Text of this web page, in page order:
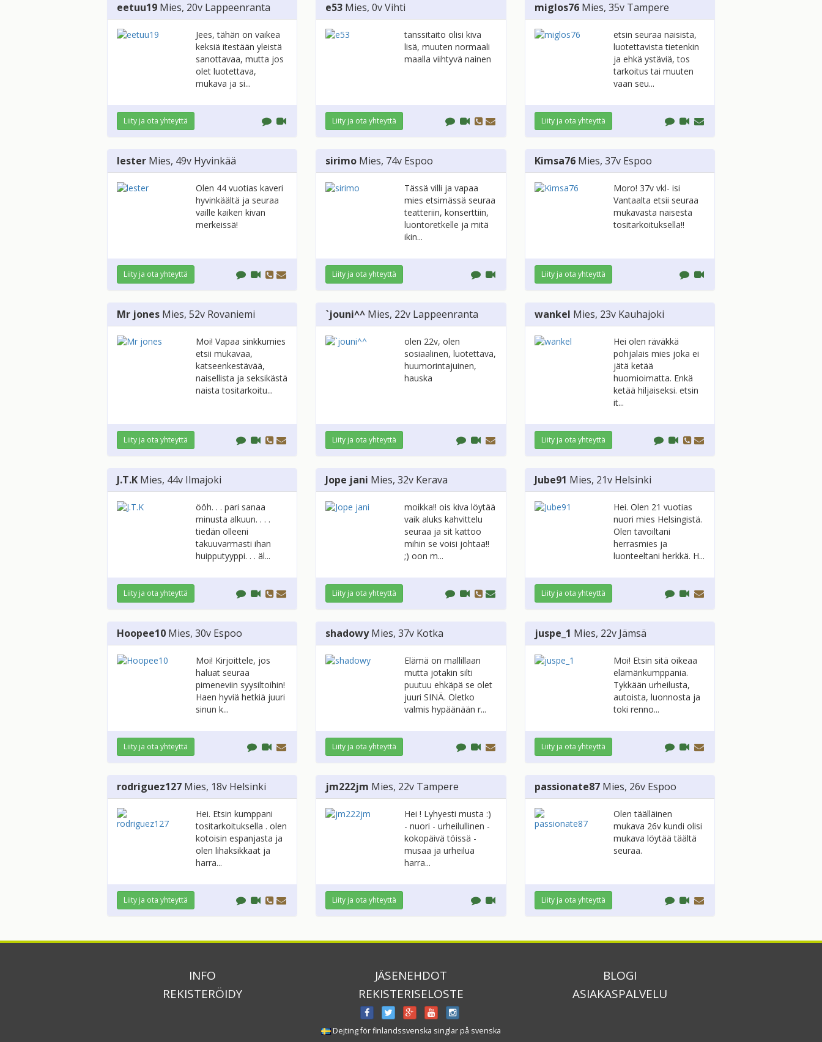
eetuu19 Mies, 20v Lappeenranta
Jees, tähän on vaikea
keksiä itestään yleistä
sanottavaa, mutta jos
olet luotettava,
mukava ja si...
Liity ja ota yhteyttä
e53 Mies, 0vVihti
tanssitaito olisi kiva
lisä, muuten normaali
maalla viihtyvä nainen
Liity ja ota yhteyttä
miglos76 Mies, 35v Tampere
etsin seuraa naisista,
luotettavista tietenkin
ja ehkä ystäviä, tos
tarkoitus tai muuten
vaan seu...
Liity ja ota yhteyttä
lester Mies, 49v Hyvinkää
Olen 44 vuotias kaveri
hyvinkäältä ja seuraa
vaille kaiken kivan
merkeissä!
Liity ja ota yhteyttä
sirimo Mies, 74v Espoo
Tässä villi ja vapaa
mies etsimässä seuraa
teatteriin, konserttiin,
luontoretkelle ja mitä
ikin...
Liity ja ota yhteyttä
Kimsa76 Mies, 37v Espoo
Moro! 37v vkl- isi
Vantaalta etsii seuraa
mukavasta naisesta
tositarkoituksella!!
Liity ja ota yhteyttä
Mr jones Mies, 52v Rovaniemi
Moi! Vapaa sinkkumies
etsii mukavaa,
katseenkestävää,
naisellista ja seksikästä
naista tositarkoitu...
Liity ja ota yhteyttä
`jouni^^ Mies, 22v Lappeenranta
olen 22v, olen
sosiaalinen, luotettava,
huumorintajuinen,
hauska
Liity ja ota yhteyttä
wankel Mies, 23v Kauhajoki
Hei olen räväkkä
pohjalais mies joka ei
jätä ketää
huomioimatta. Enkä
ketää hiljaiseksi. etsin
it...
Liity ja ota yhteyttä
J.T.K Mies, 44v Ilmajoki
ööh. . . pari sanaa
minusta alkuun. . . .
tiedän olleeni
takuuvarmasti ihan
huipputyyppi. . . äl...
Liity ja ota yhteyttä
Jope jani Mies, 32v Kerava
moikka!! ois kiva löytää
vaik aluks kahvittelu
seuraa ja sit kattoo
mihin se voisi johtaa!!
;) oon m...
Liity ja ota yhteyttä
Jube91 Mies, 21v Helsinki
Hei. Olen 21 vuotias
nuori mies Helsingistä.
Olen tavoiltani
herrasmies ja
luonteeltani herkkä. H...
Liity ja ota yhteyttä
Hoopee10 Mies, 30v Espoo
Moi! Kirjoittele, jos
haluat seuraa
pimeneviin syysiltoihin!
Haen hyviä hetkiä juuri
sinun k...
Liity ja ota yhteyttä
shadowy Mies, 37v Kotka
Elämä on mallillaan
mutta jotakin silti
puutuu ehkäpä se olet
juuri SINÄ. Oletko
valmis hypäänään r...
Liity ja ota yhteyttä
juspe_1 Mies, 22v Jämsä
Moi! Etsin sitä oikeaa
elämänkumppania.
Tykkään urheilusta,
autoista, luonnosta ja
toki renno...
Liity ja ota yhteyttä
rodriguez127 Mies, 18v Helsinki
Hei. Etsin kumppani
tositarkoituksella . olen
kotoisin espanjasta ja
olen lihaksikkaat ja
harra...
Liity ja ota yhteyttä
jm222jm Mies, 22v Tampere
Hei ! Lyhyesti musta :)
- nuori - urheilullinen -
kokopäivä töissä -
musaa ja urheilua
harra...
Liity ja ota yhteyttä
passionate87 Mies, 26v Espoo
Olen täälläinen
mukava 26v kundi olisi
mukava löytää täältä
seuraa.
Liity ja ota yhteyttä
INFO
REKISTERÖIDY
JÄSENEHDOT
REKISTERISELOSTE
BLOGI
ASIAKASPALVELU
Dejting för finlandssvenska singlar på svenska